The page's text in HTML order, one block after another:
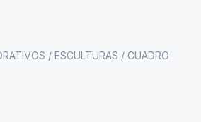
/ ESCULTURAS / CUADRO